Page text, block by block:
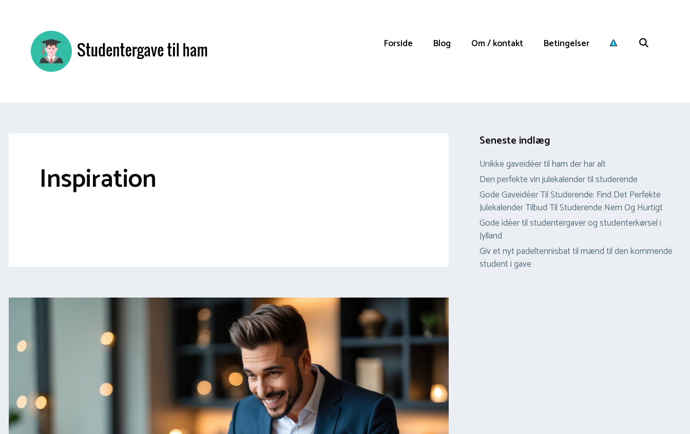
Forside Blog Om / kontakt Betingelser
Inspiration
Seneste indlæg
Unikke gaveidéer til ham der har alt
Den perfekte vin julekalender til studerende
Gode Gaveidéer Til Studerende: Find Det Perfekte
Julekalender Tilbud Til Studerende Nem Og Hurtigt
Gode idéer til studentergaver og studenterkørsel i
Jylland
Giv et nyt padeltennisbat til mænd til den kommende
student i gave